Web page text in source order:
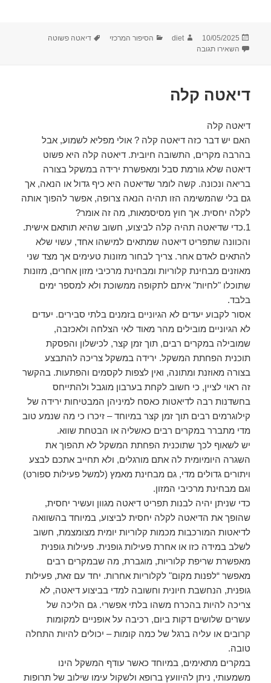
פורסם
בתאריך
10/05/2025 מחבר
diet קטגוריות
הסיפור המרכזי תגיות
דיאטה פשוטה
השאירו תגובה
דיאטה קלה
דיאטה קלה
האם יש דבר כזה דיאטה קלה ? אולי מפליא לשמוע, אבל
בהרבה מקרים, התשובה חיובית. דיאטה קלה היא פשוט
דיאטה שלא גורמת סבל ומאפשרת ירידה במשקל בצורה
בריאה ונכונה. קשה לומר שדיאטה היא כיף גדול או הנאה, אך
גם בלי שהמשימה הזו תהיה הנאה צרופה, אפשר להפוך אותה
לקלה יחסית. אך חוץ מסיסמאות, מה זה אומר?
1.כדי שדיאטה תהיה קלה לביצוע, חשוב שהיא תותאם אישית.
והכוונה שתפריט דיאטה שמתאים למישהו אחד, עשוי שלא
להתאים לאדם אחר. צריך לבחור מזונות טעימים אך מצד שני
מאוזנים מבחינת קלוריות ומבחינת מרכיבי מזון אחרים, מזונות
שתוכלו "לחיות" איתם לתקופה ממשוכת ולא למספר ימים
בלבד.
אסור לקבוע יעדים לא הגיוניים בזמנים בלתי סבירים. יעדים
לא הגיוניים מובילים מהר מאוד לאי הצלחה ולאכזבה,
שמובילה במקרים רבים, תוך זמן קצר, לכישלון והפסקת
תוכנית הפחתת המשקל. ירידה במשקל צריכה להתבצע
בצורה מאוזנת ומתונה, ואין לצפות לקסמים והפתעות. בהקשר
זה ראוי לציין, כי חשוב לקחת בערבון מוגבל ולהתייחס
בחשדנות רבה לדיאטות כאסח למיניהן המבטיחות ירידה של
קילוגרמים רבים תוך זמן קצר במיוחד – זיכרו כי מה שנמע טוב
מדי מתברר במקרים רבים כאשליה או הבטחת שווא.
יש לשאוף לכך שתוכנית הפחתת המשקל לא תהפוך את
השגרה היומיומית לה אתם מורגלים, ולא תחייב אתכם לבצע
ויתורים גדולים מדי, גם מבחינת מאמץ (למשל פעילות ספורט)
וגם מבחינת מרכיבי המזון.
כדי שניתן יהיה לבנות תפריט דיאטה מגוון ועשיר יחסית,
שהופך את הדיאטה לקלה יחסית לביצוע, במיוחד בהשוואה
לדיאטות המורכבות מכמות קלוריות יומית מצומצמת, חשוב
לשלב במידה כזו או אחרת פעילות גופנית. פעילות גופנית
מאפשרת שריפת קלוריות, מוגברת, מה שבמקרים רבים
מאפשר “לפנות מקום" לקלוריות אחרות. יחד עם זאת, פעילות
גופנית, הנחשבת חיונית וחשובה למדי בביצוע דיאטה, לא
צריכה להיות בהכרח משהו בלתי אפשרי. גם הליכה של
עשרים שלושים דקות ביום, רכיבה על אופניים למקומות
קרובים או עליה ברגל של כמה קומות – יכולים להיות התחלה
טובה.
במקרים מתאימים, במיוחד כאשר עודף המשקל הינו
משמעותי, ניתן להיוועץ ברופא ולשקול עימו שילוב של תרופות